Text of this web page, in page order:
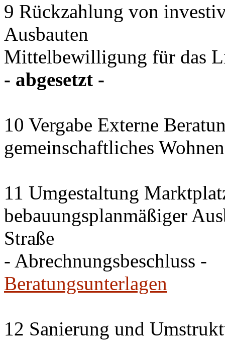
9 Rückzahlung von
Ausbauten
Mittelbewilligung für das
- abgesetzt -
10 Vergabe Externe
gemeinschaftliches Wohnen
11 Umgestaltung
bebauungsplanmäßiger
Straße
- Abrechnungsbeschluss -
Beratungsunterlagen
12 Sanierung und